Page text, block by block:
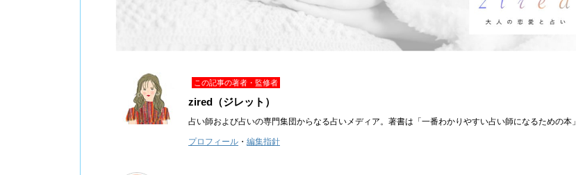
この記事の著者・監修者
zired（ジレット）
占い師および占いの専門集団からなる占いメディア。著書は「一番わかりやすい占い師になるための本」
プロフィール ・ 編集指針